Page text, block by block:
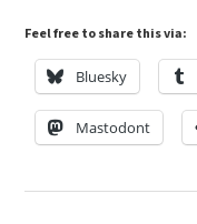
Feel free to share this via:
Bluesky
Mastodont